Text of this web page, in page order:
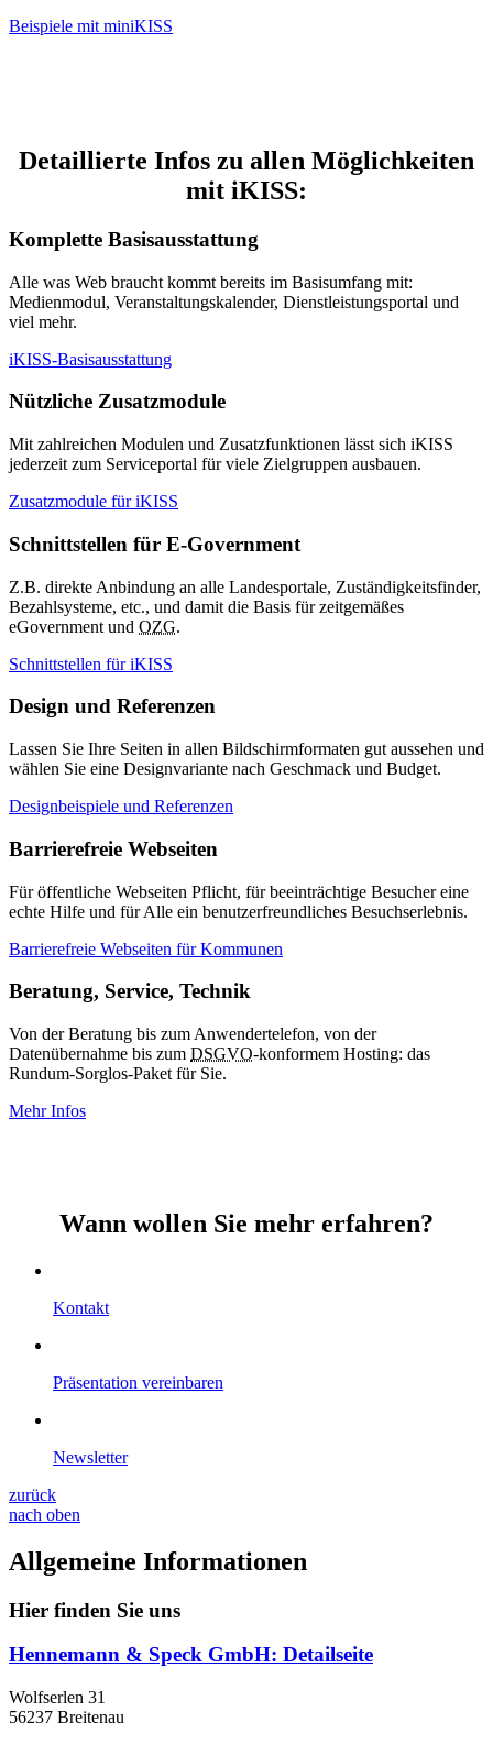
Beispiele mit miniKISS
Detaillierte Infos zu allen Möglichkeiten
mit iKISS:
Komplette Basisausstattung
Alle was Web braucht kommt bereits im Basisumfang mit:
Medienmodul, Veranstaltungskalender, Dienstleistungsportal und
viel mehr.
iKISS-Basisausstattung
Nützliche Zusatzmodule
Mit zahlreichen Modulen und Zusatzfunktionen lässt sich iKISS
jederzeit zum Serviceportal für viele Zielgruppen ausbauen.
Zusatzmodule für iKISS
Schnittstellen für E-Government
Z.B. direkte Anbindung an alle Landesportale, Zuständigkeitsfinder,
Bezahlsysteme, etc., und damit die Basis für zeitgemäßes
eGovernment und OZG.
Schnittstellen für iKISS
Design und Referenzen
Lassen Sie Ihre Seiten in allen Bildschirmformaten gut aussehen und
wählen Sie eine Designvariante nach Geschmack und Budget.
Designbeispiele und Referenzen
Barrierefreie Webseiten
Für öffentliche Webseiten Pflicht, für beeinträchtige Besucher eine
echte Hilfe und für Alle ein benutzerfreundliches Besuchserlebnis.
Barrierefreie Webseiten für Kommunen
Beratung, Service, Technik
Von der Beratung bis zum Anwendertelefon, von der
Datenübernahme bis zum DSGVO-konformem Hosting: das
Rundum-Sorglos-Paket für Sie.
Mehr Infos
Wann wollen Sie mehr erfahren?
Kontakt
Präsentation vereinbaren
Newsletter
zurück
nach oben
Allgemeine Informationen
Hier finden Sie uns
Hennemann & Speck GmbH: Detailseite
Wolfserlen 31
56237 Breitenau